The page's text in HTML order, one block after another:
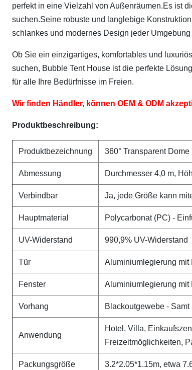
perfekt in eine Vielzahl von Außenräumen.Es ist
suchen.Seine robuste und langlebige
schlankes und modernes Design jeder
Ob Sie ein einzigartiges, komfortables und
suchen, Bubble Tent House ist die perfekte
für alle Ihre Bedürfnisse im Freien.
Wir finden Händler, können OEM & ODM
Produktbeschreibung:
Produktbezeichnung 360° Transparent
Abmessung Durchmesser 4,0 m,
Verbindbar Ja, jede Größe kann
Hauptmaterial Polycarbonat (PC) -
UV-Widerstand 990,9% UV-Widerstand
Tür Aluminiumlegierung mit
Fenster Aluminiumlegierung mit
Vorhang Blackoutgewebe - Samt
Anwendung
Hotel, Villa,
Freizeitmöglichkeiten,
Packungsgröße 3.2*2.05*1.15m, etwa